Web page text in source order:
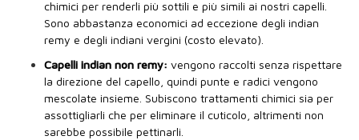
chimici per renderli più sottili e più simili ai nostri capelli.
Sono abbastanza economici ad eccezione degli indian
remy e degli indiani vergini (costo elevato).
Capelli indian non remy: vengono raccolti senza rispettare
la direzione del capello, quindi punte e radici vengono
mescolate insieme. Subiscono trattamenti chimici sia per
assottigliarli che per eliminare il cuticolo, altrimenti non
sarebbe possibile pettinarli.